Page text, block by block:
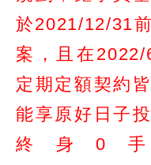
於2021/12/31
案，且在
定期定額契約
能享原好日子
終身0